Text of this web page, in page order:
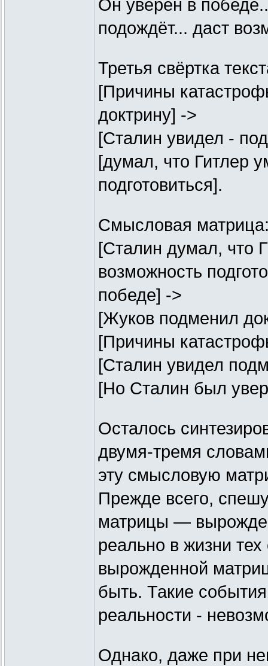
Он уверен в
подождёт... даст
Третья свёртка
[Причины
доктрину] ->
[Сталин увидел -
[думал, что Гитлер
подготовиться].
Смысловая
[Сталин думал, что
возможность
победе] ->
[Жуков подменил
[Причины
[Сталин увидел
[Но Сталин был
Осталось
двумя-тремя
эту смысловую
Прежде всего,
матрицы —
реально в жизни
вырожденной
быть. Такие
реальности -
Однако, даже при